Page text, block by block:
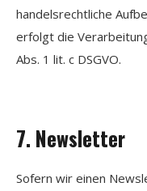
handelsrechtliche
erfolgt die
Abs. 1 lit. c DSGVO.
7. Newsletter
Sofern wir einen